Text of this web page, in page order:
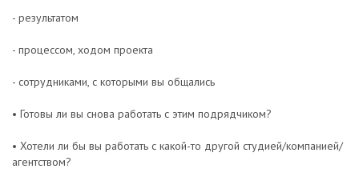
- результатом
- процессом, ходом проекта
- сотрудниками, с которыми вы общались
• Готовы ли вы снова работать с этим подрядчиком?
• Хотели ли бы вы работать с какой-то другой студией/компанией/
агентством?